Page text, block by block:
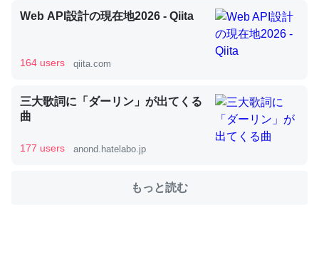
類は苦労してるんだな…。腹足類だと殻を無くしてナメク
ジになったり努力してるし。
─ニュース :: 【研究発表】昆虫学の大問題＝「昆虫はなぜ海にいな
ウチもEchoを実家に置いて４年。でたまに覗いてる。ぼ
位置情報を共有してる。電池残量や充電中かが分かるので
Web API設計の現在地2026 - Qiita
164 users qiita.com
三大歌詞に「ダーリン」が出てくる
曲
177 users anond.hatelabo.jp
もっと読む